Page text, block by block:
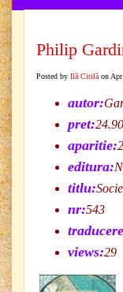
Philip
Posted by Ilă Citilă on
autor:
pret:24.90
aparitie:
editura:
titlu:
nr:543
views:29